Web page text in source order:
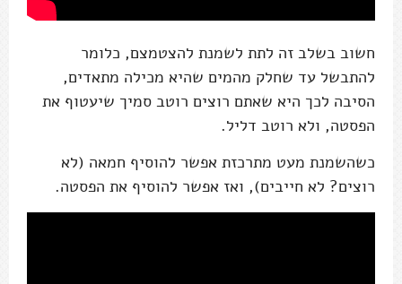
חשוב בשלב זה לתת לשמנת להצטמצם, כלומר
להתבשל עד שחלק מהמים שהיא מכילה מתאדים,
הסיבה לכך היא שאתם רוצים רוטב סמיך שיעטוף את
הפסטה, ולא רוטב דליל.
כשהשמנת מעט מתרכזת אפשר להוסיף חמאה (לא
רוצים? לא חייבים), ואז אפשר להוסיף את הפסטה.